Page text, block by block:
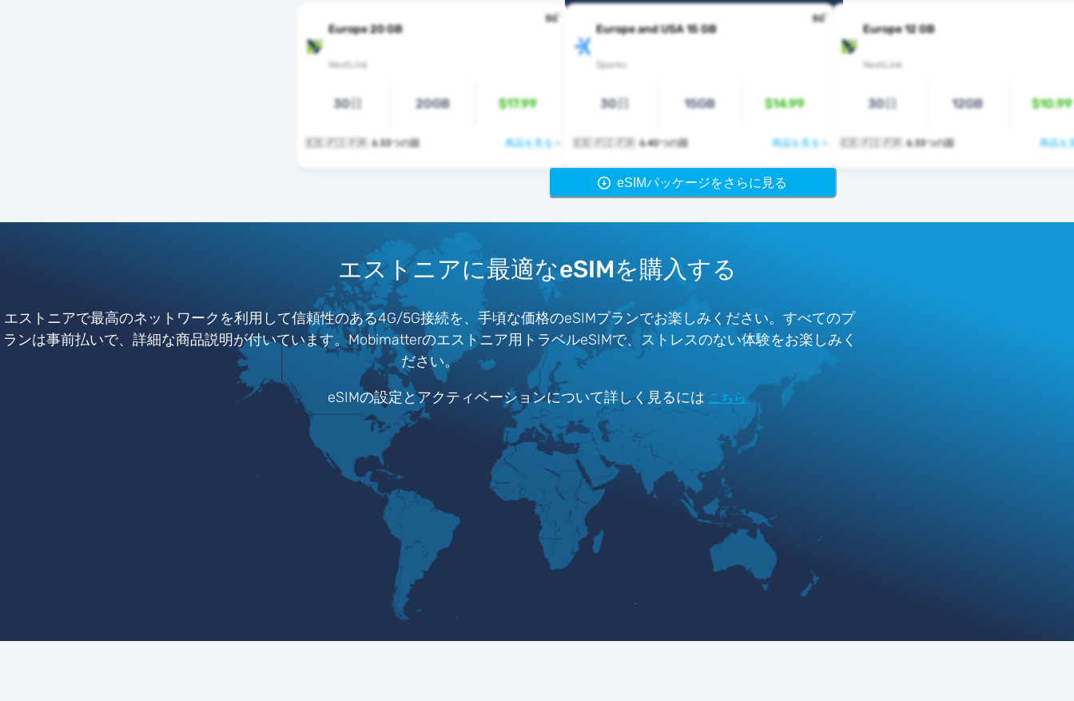
Europe 20 GB
NextLink
30日 20GB $17.99
🇪🇪 🇫🇮 🇫🇷 ＆33つの国 商品を見る >
Europe and USA 15 GB
Sparks
30日 15GB $14.99
🇪🇪 🇫🇮 🇫🇷 ＆40つの国 商品を見る >
Europe 12 GB
NextLink
30日 12GB $10.99
🇪🇪 🇫🇮 🇫🇷 ＆33つの国 商品を
eSIMパッケージをさらに見る
エストニアに最適なeSIMを購入する
エストニアで最高のネットワークを利用して信頼性のある4G/5G接続を、手頃な価格のeSIMプランでお楽しみください。すべてのプ
ランは事前払いで、詳細な商品説明が付いています。Mobimatterのエストニア用トラベルeSIMで、ストレスのない体験をお楽しみく
ださい。
eSIMの設定とアクティベーションについて詳しく見るには こちら